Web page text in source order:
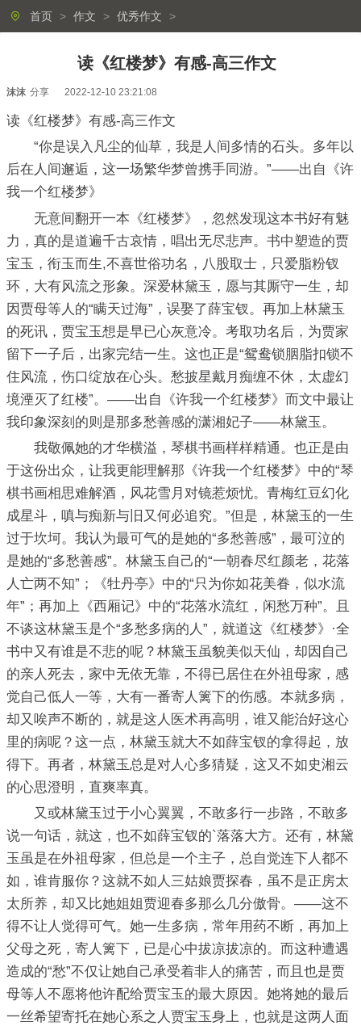
首页 > 作文 > 优秀作文 >
读《红楼梦》有感-高三作文
沫沫 分享 2022-12-10 23:21:08
读《红楼梦》有感-高三作文
“你是误入凡尘的仙草，我是人间多情的石头。多年以
后在人间邂逅，这一场繁华梦曾携手同游。”——出自《许
我一个红楼梦》
无意间翻开一本《红楼梦》，忽然发现这本书好有魅
力，真的是道遍千古哀情，唱出无尽悲声。书中塑造的贾
宝玉，衔玉而生,不喜世俗功名，八股取士，只爱脂粉钗
环，大有风流之形象。深爱林黛玉，愿与其厮守一生，却
因贾母等人的“瞒天过海”，误娶了薛宝钗。再加上林黛玉
的死讯，贾宝玉想是早已心灰意冷。考取功名后，为贾家
留下一子后，出家完结一生。这也正是“鸳鸯锁胭脂扣锁不
住风流，伤口绽放在心头。愁披星戴月痴缠不休，太虚幻
境湮灭了红楼”。——出自《许我一个红楼梦》而文中最让
我印象深刻的则是那多愁善感的潇湘妃子——林黛玉。
我敬佩她的才华横溢，琴棋书画样样精通。也正是由
于这份出众，让我更能理解那《许我一个红楼梦》中的“琴
棋书画相思难解酒，风花雪月对镜惹烦忧。青梅红豆幻化
成星斗，嗔与痴新与旧又何必追究。”但是，林黛玉的一生
过于坎坷。我认为最可气的是她的“多愁善感”，最可泣的
是她的“多愁善感”。林黛玉自己的“一朝春尽红颜老，花落
人亡两不知”；《牡丹亭》中的“只为你如花美眷，似水流
年”；再加上《西厢记》中的“花落水流红，闲愁万种”。且
不谈这林黛玉是个“多愁多病的人”，就道这《红楼梦》·全
书中又有谁是不悲的呢？林黛玉虽貌美似天仙，却因自己
的亲人死去，家中无依无靠，不得已居住在外祖母家，感
觉自己低人一等，大有一番寄人篱下的伤感。本就多病，
却又唉声不断的，就是这人医术再高明，谁又能治好这心
里的病呢？这一点，林黛玉就大不如薛宝钗的拿得起，放
得下。再者，林黛玉总是对人心多猜疑，这又不如史湘云
的心思澄明，直爽率真。
又或林黛玉过于小心翼翼，不敢多行一步路，不敢多
说一句话，就这，也不如薛宝钗的`落落大方。还有，林黛
玉虽是在外祖母家，但总是一个主子，总自觉连下人都不
如，谁肯服你？这就不如人三姑娘贾探春，虽不是正房太
太所养，却又比她姐姐贾迎春多那么几分傲骨。——这不
得不让人觉得可气。她一生多病，常年用药不断，再加上
父母之死，寄人篱下，已是心中拔凉拔凉的。而这种遭遇
造成的“愁”不仅让她自己承受着非人的痛苦，而且也是贾
母等人不愿将他许配给贾宝玉的最大原因。她将她的最后
一丝希望寄托在她心系之人贾宝玉身上，也就是这两人面